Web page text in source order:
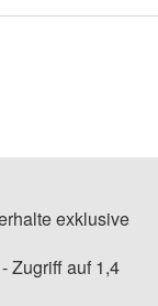
exklusive
Zugriff auf 1,4